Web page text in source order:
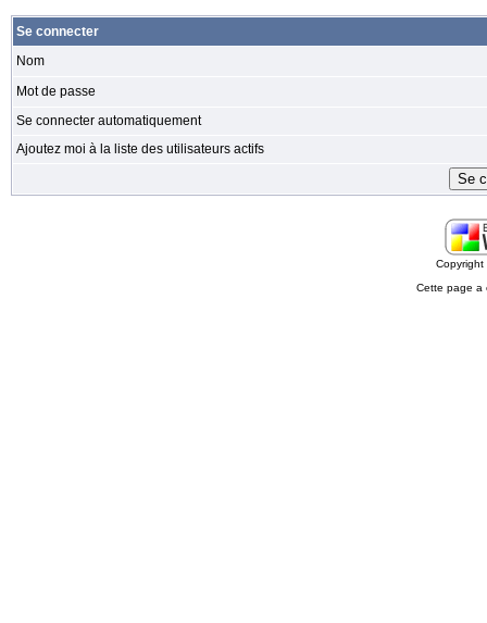
Se connecter
Nom
Mot de passe
Se connecter automatiquement
Ajoutez moi à la liste des utilisateurs actifs
Cette page a